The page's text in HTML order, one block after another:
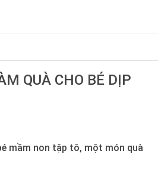
QUÀ CHO BÉ DỊP
mầm non tập tô, một món quà